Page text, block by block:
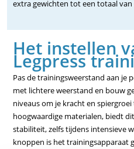
extra gewichten tot een totaal van
Het instellen
Legpress
Pas de trainingsweerstand aan je
met lichtere weerstand en bouw
niveaus om je kracht en
hoogwaardige materialen, biedt
stabiliteit, zelfs tijdens intensieve
knoppen is het trainingsapparaat